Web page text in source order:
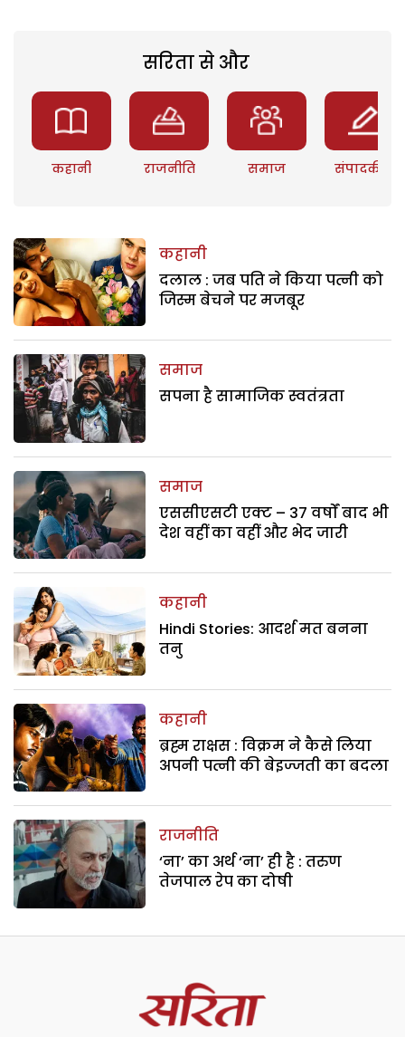
सरिता से और
कहानी राजनीति समाज संपादकीय
कहानी
दलाल : जब पति ने किया पत्नी को
जिस्म बेचने पर मजबूर
समाज
सपना है सामाजिक स्वतंत्रता
समाज
एससीएसटी एक्ट – 37 वर्षों बाद भी
देश वहीं का वहीं और भेद जारी
कहानी
Hindi Stories: आदर्श मत बनना
तनु
कहानी
ब्रह्म राक्षस : विक्रम ने कैसे लिया
अपनी पत्नी की बेइज्जती का बदला
राजनीति
‘ना’ का अर्थ ‘ना’ ही है : तरुण
तेजपाल रेप का दोषी